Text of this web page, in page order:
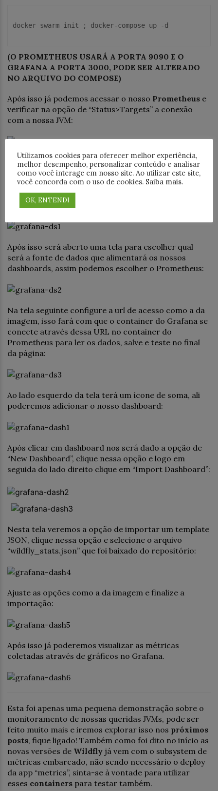
docker swarm init ; docker-compose up -d
(O PROMETHEUS USARÁ A PORTA 9090 E O
GRAFANA A PORTA 3000, PODE SER ALTERADO
NO ARQUIVO DO COMPOSE)
Após isso já podemos acessar o nosso Prometheus e
verificar na opção de “Status>Targets” a conexão
com a nossa JVM:
Agora é a hora de acessarmos oGrafana para
configurar os dashboards. O usuário e senha
definidos para o Grafana estão no compose file e são
respectivamente “admin/password”. Após o login na
primeira tela selecione a opção “Datasource”:
Após isso será aberto uma tela para escolher qual
será a fonte de dados que alimentará os nossos
dashboards, assim podemos escolher o Prometheus:
Na tela seguinte configure a url de acesso como a da
imagem, isso fará com que o container do Grafana se
conecte através dessa URL no container do
Prometheus para ler os dados, salve e teste no final
da página:
Ao lado esquerdo da tela terá um ícone de soma, ali
poderemos adicionar o nosso dashboard:
Após clicar em dashboard nos será dado a opção de
“New Dashboard”, clique nessa opção e logo em
seguida do lado direito clique em “Import Dashboard”:
Nesta tela veremos a opção de importar um template
JSON, clique nessa opção e selecione o arquivo
“wildfly_stats.json” que foi baixado do repositório:
Ajuste as opções como a da imagem e finalize a
importação:
Após isso já poderemos visualizar as métricas
coletadas através de gráficos no Grafana.
Esta foi apenas uma pequena demonstração sobre o
monitoramento de nossas queridas JVMs, pode ser
feito muito mais e iremos explorar isso nos próximos
posts, fique ligado! Também como foi dito no início as
novas versões de Wildfly já vem com o subsystem de
métricas embarcado, não sendo necessário o deploy
da app “metrics”, sinta-se à vontade para utilizar
esses containers para testar também.
Utilizamos cookies para oferecer melhor experiência,
melhor desempenho, personalizar conteúdo e analisar
como você interage em nosso site. Ao utilizar este site,
você concorda com o uso de cookies. Saiba mais.
OK, ENTENDI